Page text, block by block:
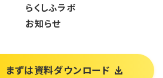
らくしふラボ
お知らせ
まずは資料ダウンロード